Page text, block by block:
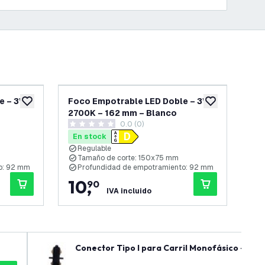
añadir a lista de deseos
– 3W -
92 mm
añadir a lista
Foco Empotrable LED Doble – 3W -
2700K – 162 mm – Blanco
0 estrellas de puntuación
0.0 (0)
En stock
Regulable
Tamaño de corte: 150x75 mm
Profundidad de empotramiento: 92 mm
10,
90
IVA incluido
Conector Tipo I para Carril Monofásico -